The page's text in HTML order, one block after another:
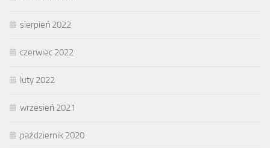
sierpień 2022
czerwiec 2022
luty 2022
wrzesień 2021
październik 2020